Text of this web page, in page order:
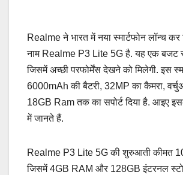
Realme ने भारत में नया स्मार्टफोन लॉन्च कर
नाम Realme P3 Lite 5G है. यह एक बजट
जिसमें अच्छी परफोर्मेंस देखने को मिलेगी. इस
6000mAh की बैटरी, 32MP का कैमरा,
18GB Ram तक का सपोर्ट दिया है. आइए
में जानते हैं.
Realme P3 Lite 5G की शुरुआती कीमत
जिसमें 4GB RAM और 128GB इंटरनल